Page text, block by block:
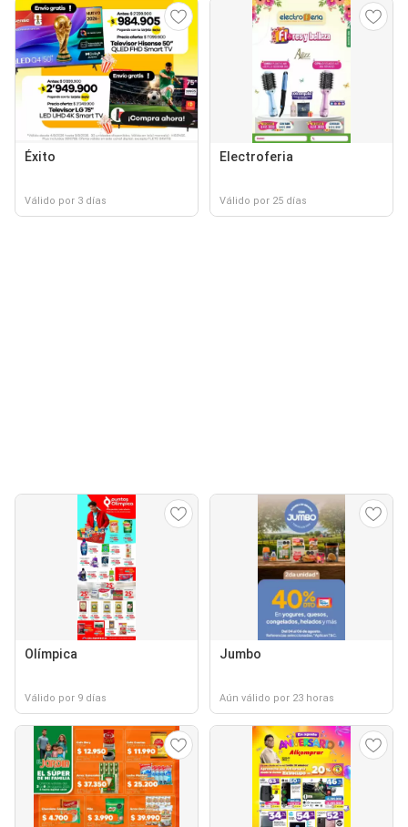
Éxito
Válido por 3 días
Electroferia
Válido por 25 días
Olímpica
Válido por 9 días
Jumbo
Aún válido por 23 horas